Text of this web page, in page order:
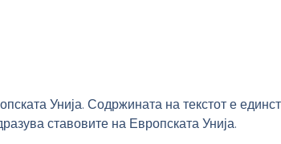
Унија. Содржината на текстот е
ставовите на Европската Унија.